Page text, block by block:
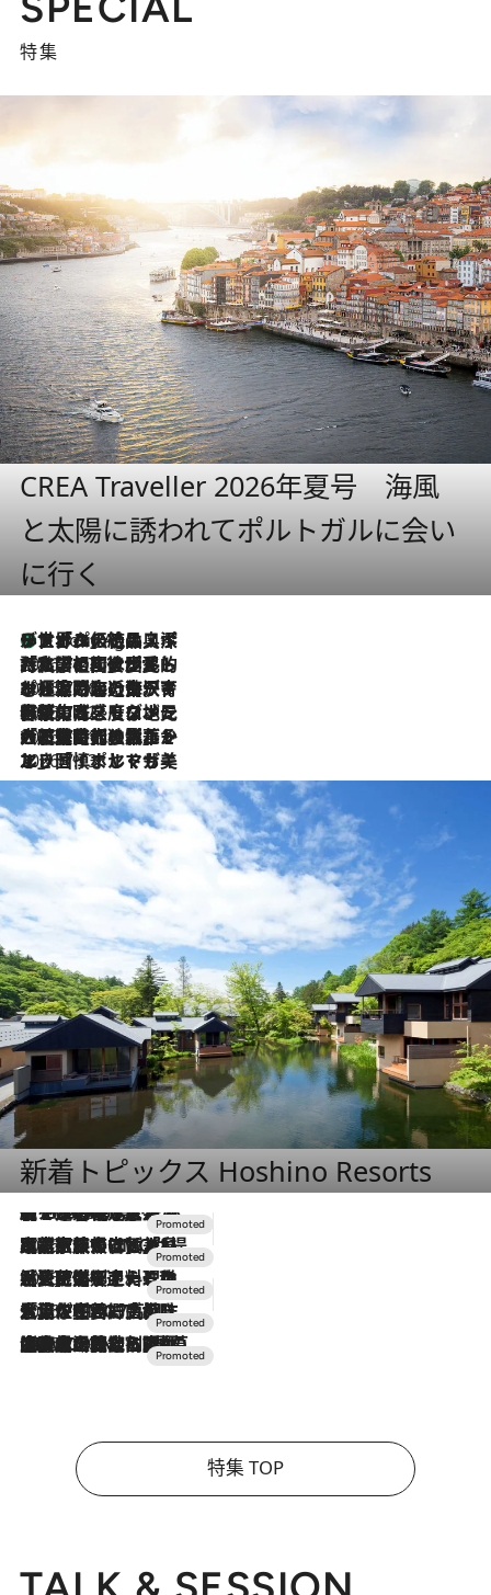
特集
CREA Traveller 2026年夏号 海風
と太陽に誘われてポルトガルに会い
に行く
1 Hour Ago
リスボンの絶品スイーツ「パステル・デ・ナタ」とは？ポルトガル伝統の奥深い世界へ
2026.7.27
「私の祖国はポルトガル語です」国民的詩人フェルナンド・ペソアと、彼が愛した文学の街を歩く
2026.7.26
ポルトガル近海が育む極上の海の幸。キリリと冷えた白ワインと愉しむ、シーフード専門店の贅沢
2026.7.22
伝統の味をモダンに昇華。高感度な地元客が集う、リスボンの最旬ガストロノミー
2026.7.21
大航海時代の栄華から、震災、独裁、そして革命へ。ポルトガル・首都リスボンの石畳に刻まれた「歴史の光と影」
2026.7.13
エッセイ・ヤマザキマリ「慎ましくも美しき国 ポルトガル」
新着トピックス Hoshino Resorts
2026.8.7
【トンボの足水浴】ヒノキの香りに包まれて涼感マックス！約13℃の湧水かけ流しを避暑地「星野温泉 トンボの湯」で体験
2026.7.31
【ホテル帰省】という選択肢をOMOが提案。家族とほどよい距離を保つには「昼は実家、夜は気兼ねなくホテルで！」
2026.7.24
【夏限定ディナーコース】旬を迎える稚鮎や花ズッキーニなどをイタリア・トスカーナの郷土料理の手法で満喫！
2026.7.17
「土佐和ハーブかき氷」がOMO7高知に登場！生姜、山椒、大葉など目にも舌にも涼を呼ぶ郷土の味
2026.7.10
NEW OPEN！【界 草津】名湯の地に誕生。趣の異なる2種の温泉と上州ならではの会席・蕎麦割烹など美食を味わう究極の癒やし旅
特集 TOP